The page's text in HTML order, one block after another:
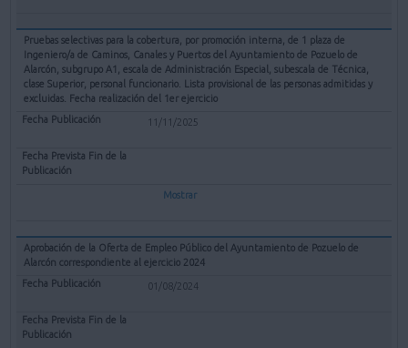
Pruebas selectivas para la cobertura, por promoción interna, de 1 plaza de
Ingeniero/a de Caminos, Canales y Puertos del Ayuntamiento de Pozuelo de
Alarcón, subgrupo A1, escala de Administración Especial, subescala de Técnica,
clase Superior, personal funcionario. Lista provisional de las personas admitidas y
excluidas. Fecha realización del 1er ejercicio
11/11/2025
Mostrar
Aprobación de la Oferta de Empleo Público del Ayuntamiento de Pozuelo de
Alarcón correspondiente al ejercicio 2024
01/08/2024